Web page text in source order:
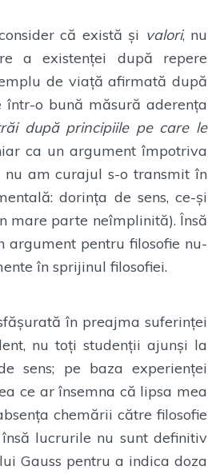
că există și valori, nu
a existenței după repere
de viață afirmată după
o bună măsură aderența
după principiile pe care le
ca un argument împotriva
nu am curajul s-o transmit în
dorința de sens, ce-și
mare parte neîmplinită). Însă
argument pentru filosofie nu-
în sprijinul filosofiei.
în preajma suferinței
nu toți studenții ajunși la
sens; pe baza experienței
ce ar însemna că lipsa mea
chemării către filosofie
lucrurile nu sunt definitiv
Gauss pentru a indica doza